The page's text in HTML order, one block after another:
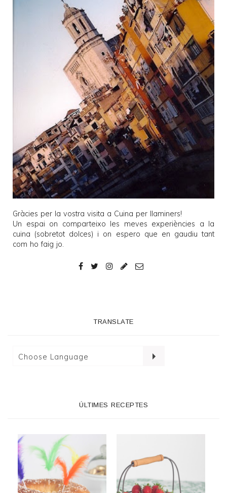
Gràcies per la vostra visita a Cuina per llaminers!
Un espai on comparteixo les meves experiències a la
cuina (sobretot dolces) i on espero que en gaudiu tant
com ho faig jo.
TRANSLATE
ÚLTIMES RECEPTES